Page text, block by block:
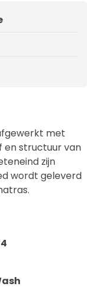
met
en structuur van
zijn
wordt geleverd